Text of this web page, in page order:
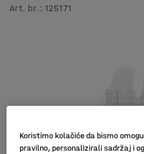
Art. br. :125171
Koristimo kolačiće da bismo
pravilno, personalizirali sadržaj i